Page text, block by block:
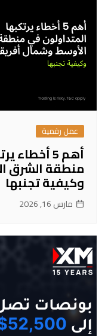
عمل رقمية
أهم 5
منطقة الشرق
وكيفية تجنبها
مارس 16, 2026